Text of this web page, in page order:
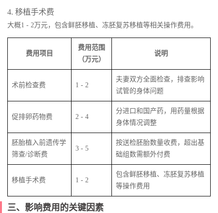
4. 移植手术费
大概1 - 2万元，包含鲜胚移植、冻胚复苏移植等相关操作费用。
费用项目
费用范围
（万元）
说明
术前检查费 1 - 2
夫妻双方全面检查，排查影响
试管的身体问题
促排卵药物费 2 - 4
分进口和国产药，用药量根据
身体情况调整
胚胎植入前遗传学
筛查/诊断费
3 - 5
按送检胚胎数量收费，超出基
础组数需额外付费
移植手术费 1 - 2
包含鲜胚移植、冻胚复苏移植
等操作费用
三、影响费用的关键因素